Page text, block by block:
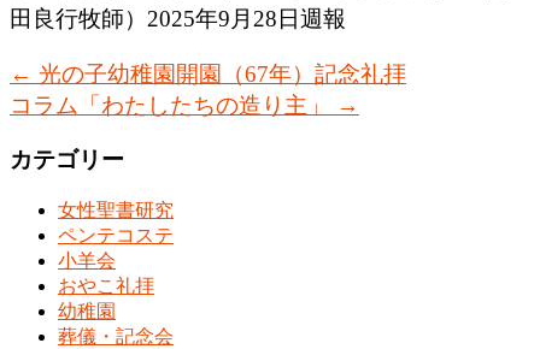
田良行牧師）2025年9月28日週報
← 光の子幼稚園開園（67年）記念礼拝
コラム「わたしたちの造り主」
→
カテゴリー
女性聖書研究
ペンテコステ
小羊会
おやこ礼拝
幼稚園
葬儀・記念会